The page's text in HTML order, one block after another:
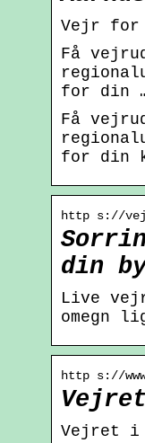
Vejr for
Få
for din
Få
for din
http s://
din
Live
omegn
http s://
Vejret i